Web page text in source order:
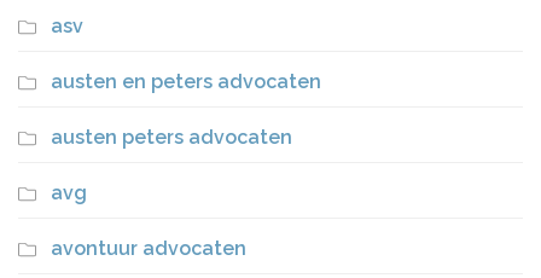
asv
austen en peters advocaten
austen peters advocaten
avg
avontuur advocaten